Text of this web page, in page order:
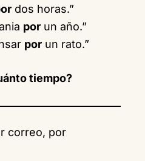
dos horas.”
por un año.”
por un rato.”
tiempo?
correo, por